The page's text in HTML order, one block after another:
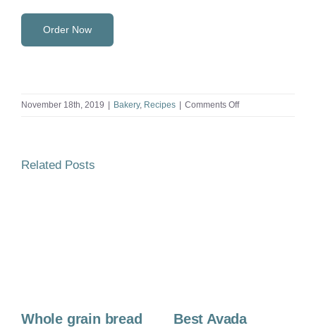
Order Now
November 18th, 2019 Bakery, Recipes Comments Offon
Related Posts
Whole grain bread
Best Avada